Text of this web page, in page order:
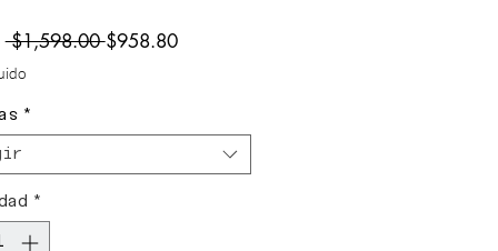
$1,598.00 Precio
$958.80Precio
*
*